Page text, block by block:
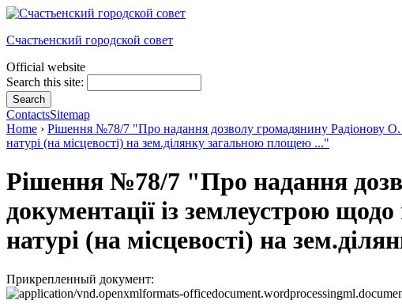
Счастьенский городской совет
Official website
Search this site:
ContactsSitemap
Home › Рішення №78/7 "Про надання дозволу громадянину Радіонову О.
натурі (на місцевості) на зем.ділянку загальною площею ..."
Рішення №78/7 "Про надання
документації із землеустрою
натурі (на місцевості) на
Прикрепленный документ: